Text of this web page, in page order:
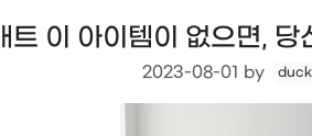
트 이 아이템이 없으면,
2023-08-01 by